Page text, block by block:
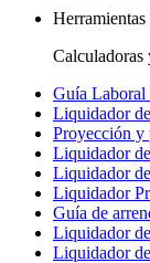
Calculadoras
Guía Laboral
Liquidador
Proyección y
Liquidador
Liquidador
Liquidador
Guía de
Liquidador
Liquidador